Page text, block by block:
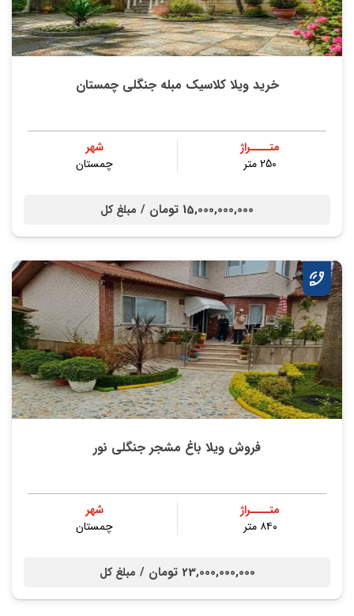
خرید ویلا کلاسیک مبله جنگلی چمستان
متــــراژ
250 متر
شهر
چمستان
15,000,000,000 تومان / مبلغ کل
فروش ویلا باغ مشجر جنگلی نور
متــــراژ
۸۴۰ متر
شهر
چمستان
23,000,000,000 تومان / مبلغ کل